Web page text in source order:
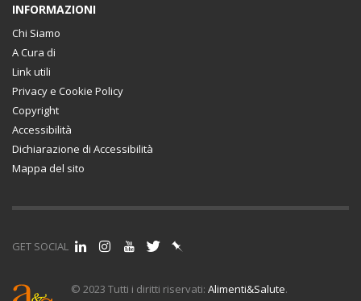
INFORMAZIONI
Chi Siamo
A Cura di
Link utili
Privacy e Cookie Policy
Copyright
Accessibilità
Dichiarazione di Accessibilità
Mappa del sito
GET SOCIAL
© 2023 Tutti i diritti riservati: Alimenti&Salute.